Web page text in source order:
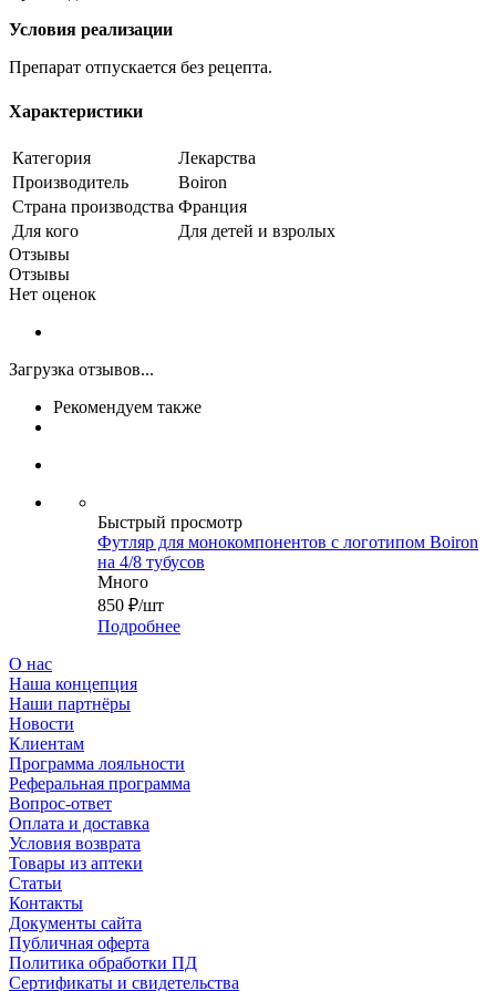
Условия реализации
Препарат отпускается без рецепта.
Характеристики
Категория
Лекарства
Производитель
Boiron
Страна производства Франция
Для кого
Для детей и взролых
Отзывы
Отзывы
Нет оценок
Загрузка отзывов...
Рекомендуем также
Быстрый просмотр
Футляр для монокомпонентов с логотипом Boiron
на 4/8 тубусов
Много
850 ₽/шт
Подробнее
О нас
Наша концепция
Наши партнёры
Новости
Клиентам
Программа лояльности
Реферальная программа
Вопрос-ответ
Оплата и доставка
Условия возврата
Товары из аптеки
Статьи
Контакты
Документы сайта
Публичная оферта
Политика обработки ПД
Сертификаты и свидетельства